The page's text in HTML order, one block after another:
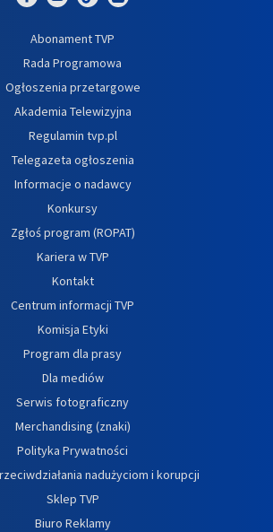
Abonament TVP
Rada Programowa
Ogłoszenia przetargowe
Akademia Telewizyjna
Regulamin tvp.pl
Telegazeta ogłoszenia
Informacje o nadawcy
Konkursy
Zgłoś program (ROPAT)
Kariera w TVP
Kontakt
Centrum informacji TVP
Komisja Etyki
Program dla prasy
Dla mediów
Serwis fotograficzny
Merchandising (znaki)
Polityka Prywatności
nadużyciom i korupcji
Sklep TVP
Biuro Reklamy